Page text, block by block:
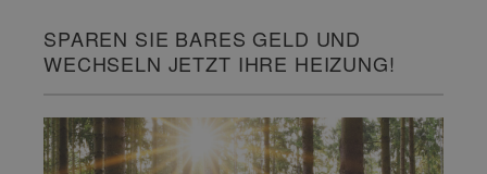
SPAREN SIE BARES GELD UND
WECHSELN JETZT IHRE HEIZUNG!